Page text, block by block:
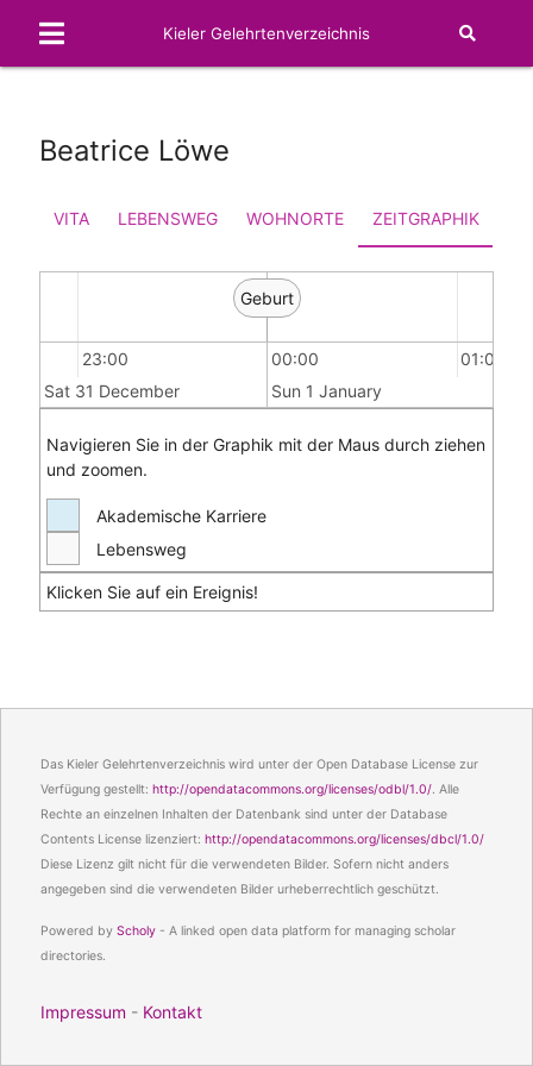
Kieler Gelehrtenverzeichnis
Beatrice Löwe
VITA LEBENSWEG WOHNORTE ZEITGRAPHIK
Geburt
23:00 00:00
01:00
Sun 1 January
Sat 31 December
Navigieren Sie in der Graphik mit der Maus durch ziehen
und zoomen.
Akademische Karriere
Lebensweg
Klicken Sie auf ein Ereignis!
Das Kieler Gelehrtenverzeichnis wird unter der Open Database License zur
Verfügung gestellt: http://opendatacommons.org/licenses/odbl/1.0/. Alle
Rechte an einzelnen Inhalten der Datenbank sind unter der Database
Contents License lizenziert: http://opendatacommons.org/licenses/dbcl/1.0/
Diese Lizenz gilt nicht für die verwendeten Bilder. Sofern nicht anders
angegeben sind die verwendeten Bilder urheberrechtlich geschützt.
Powered by Scholy- A linked open data platform for managing scholar
directories.
Impressum - Kontakt